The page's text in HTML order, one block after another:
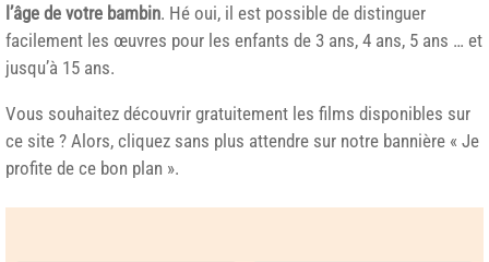
l’âge de votre bambin. Hé oui, il est possible de distinguer
facilement les œuvres pour les enfants de 3 ans, 4 ans, 5 ans … et
jusqu’à 15 ans.
Vous souhaitez découvrir gratuitement les films disponibles sur
ce site ? Alors, cliquez sans plus attendre sur notre bannière « Je
profite de ce bon plan ».